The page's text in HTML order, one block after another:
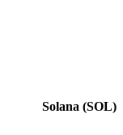
Solana (SOL)